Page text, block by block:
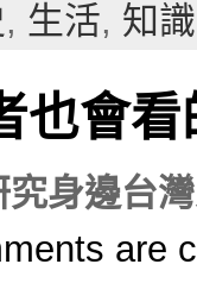
, 生活, 知識
也會
究身邊台
are